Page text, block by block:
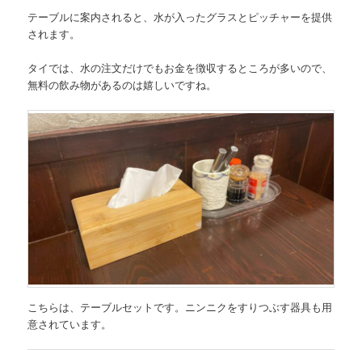
テーブルに案内されると、水が入ったグラスとピッチャーを提供
されます。
タイでは、水の注文だけでもお金を徴収するところが多いので、
無料の飲み物があるのは嬉しいですね。
こちらは、テーブルセットです。ニンニクをすりつぶす器具も用
意されています。